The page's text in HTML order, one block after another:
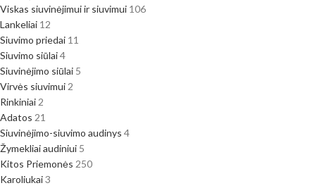
Viskas siuvinėjimui ir siuvimui 106
Lankeliai 12
Siuvimo priedai 11
Siuvimo siūlai4
Siuvinėjimo siūlai 5
Virvės siuvimui 2
Rinkiniai 2
Adatos 21
Siuvinėjimo-siuvimo audinys 4
Žymekliai audiniui 5
Kitos Priemonės 250
Karoliukai3